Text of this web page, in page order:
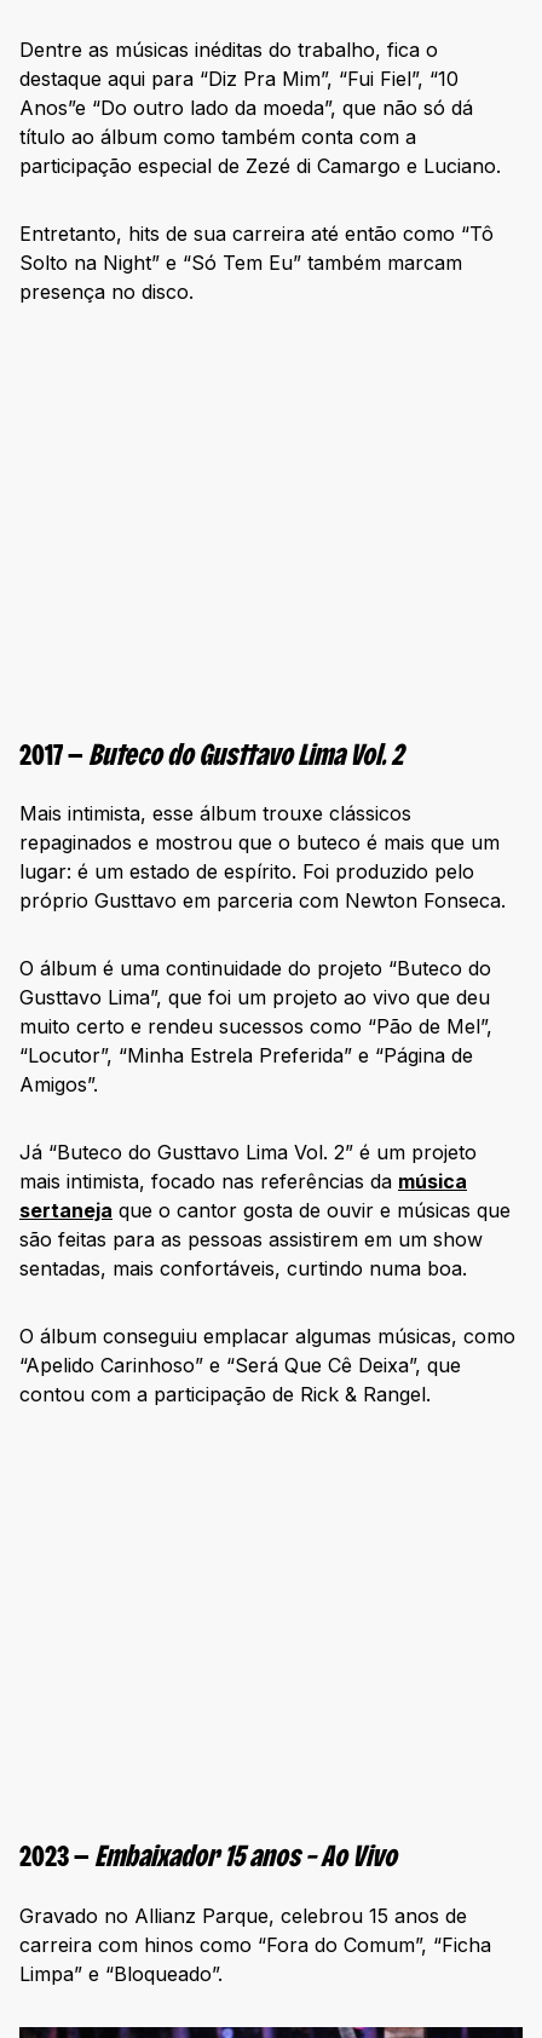
Dentre as músicas inéditas do trabalho, fica o
destaque aqui para “Diz Pra Mim”, “Fui Fiel”, “10
Anos”e “Do outro lado da moeda”, que não só dá
título ao álbum como também conta com a
participação especial de Zezé di Camargo e Luciano.
Entretanto, hits de sua carreira até então como “Tô
Solto na Night” e “Só Tem Eu” também marcam
presença no disco.
2017 — Buteco do Gusttavo Lima Vol. 2
Mais intimista, esse álbum trouxe clássicos
repaginados e mostrou que o buteco é mais que um
lugar: é um estado de espírito. Foi produzido pelo
próprio Gusttavo em parceria com Newton Fonseca.
O álbum é uma continuidade do projeto “Buteco do
Gusttavo Lima”, que foi um projeto ao vivo que deu
muito certo e rendeu sucessos como “Pão de Mel”,
“Locutor”, “Minha Estrela Preferida” e “Página de
Amigos”.
Já “Buteco do Gusttavo Lima Vol. 2” é um projeto
mais intimista, focado nas referências da música
sertaneja que o cantor gosta de ouvir e músicas que
são feitas para as pessoas assistirem em um show
sentadas, mais confortáveis, curtindo numa boa.
O álbum conseguiu emplacar algumas músicas, como
“Apelido Carinhoso” e “Será Que Cê Deixa”, que
contou com a participação de Rick & Rangel.
2023 — Embaixador 15 anos – Ao Vivo
Gravado no Allianz Parque, celebrou 15 anos de
carreira com hinos como “Fora do Comum”, “Ficha
Limpa” e “Bloqueado”.